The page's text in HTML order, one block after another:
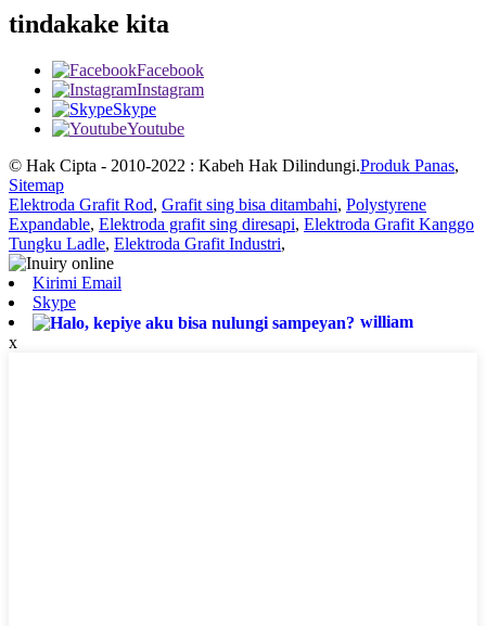
tindakake kita
Facebook
Instagram
Skype
Youtube
© Hak Cipta - 2010-2022 : Kabeh Hak Dilindungi.Produk Panas,
Sitemap
Elektroda Grafit Rod, Grafit sing bisa ditambahi, Polystyrene
Expandable, Elektroda grafit sing diresapi, Elektroda Grafit Kanggo
Tungku Ladle, Elektroda Grafit Industri,
Kirimi Email
Skype
william
x